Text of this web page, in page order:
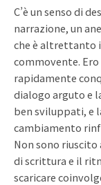
C’è un senso di
narrazione, un
che è altrettanto
commovente.
rapidamente
dialogo arguto e
ben sviluppati, e
cambiamento
Non sono
di scrittura e il
scaricare